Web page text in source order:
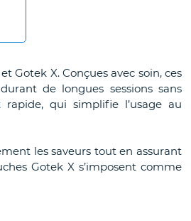
Gotek X. Conçues avec soin, ces
de longues sessions sans
qui simplifie l’usage au
les saveurs tout en assurant
Gotek X s’imposent comme